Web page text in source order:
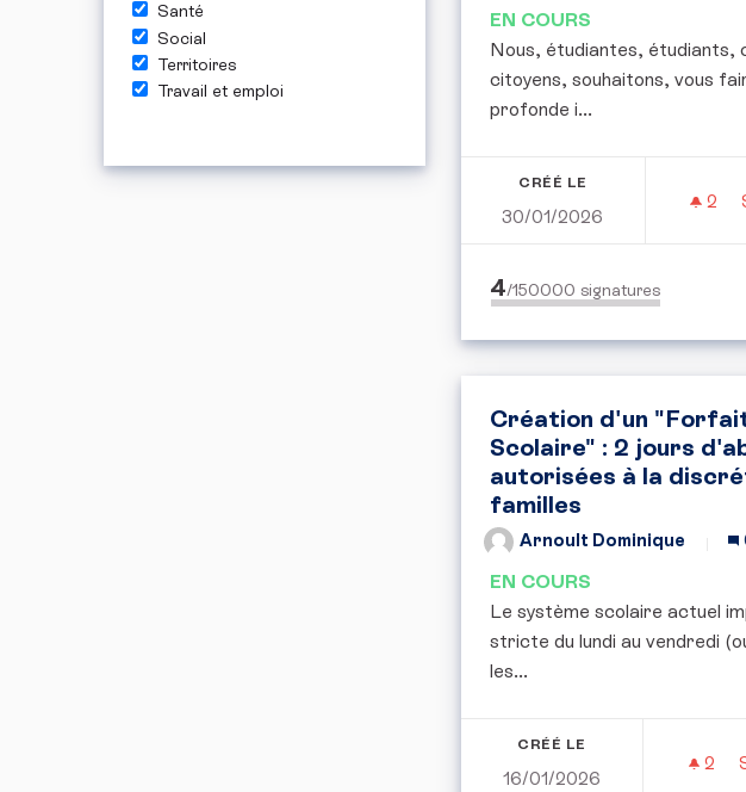
Santé
Social
Territoires
Travail et emploi
EN COURS
Nous, étudiantes, étudiants,
citoyens, souhaitons, vous
profonde i...
CRÉÉ LE
30/01/2026
2
4/150000 signatures
Création d'un
Scolaire" : 2 jours
autorisées à la
familles
Arnoult Dominique
EN COURS
Le système scolaire actuel
stricte du lundi au vendredi
les...
CRÉÉ LE
16/01/2026
2